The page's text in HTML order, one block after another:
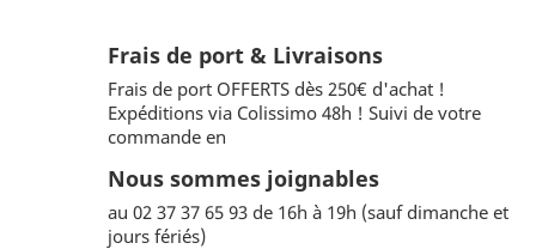
Frais de port & Livraisons
Frais de port OFFERTS dès 250€ d'achat !
Expéditions via Colissimo 48h ! Suivi de votre
commande en
Nous sommes joignables
au 02 37 37 65 93 de 16h à 19h (sauf dimanche et
jours fériés)